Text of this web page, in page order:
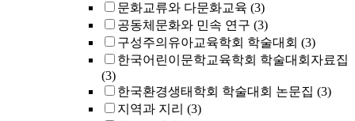
문화교류와 다문화교육 (3)
공동체문화와 민속 연구 (3)
구성주의유아교육학회 학술대회 (3)
한국어린이문학교육학회 학술대회자료집
(3)
한국환경생태학회 학술대회 논문집 (3)
지역과 지리 (3)